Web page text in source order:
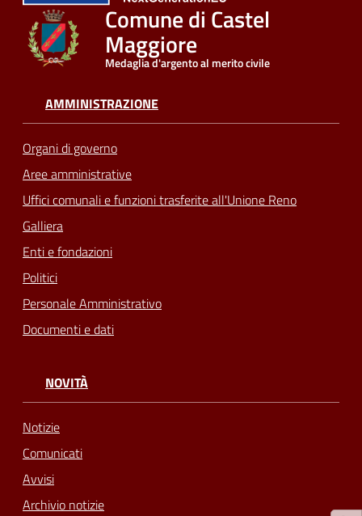
pretorio
Tutti
argomenti...
Seguici
su
Comune di Castel
Maggiore
Medaglia d'argento al merito civile
AMMINISTRAZIONE
Organi di governo
Aree amministrative
Uffici comunali e funzioni trasferite all'Unione Reno
Galliera
Enti e fondazioni
Politici
Personale Amministrativo
Documenti e dati
NOVITÀ
Notizie
Comunicati
Avvisi
Archivio notizie